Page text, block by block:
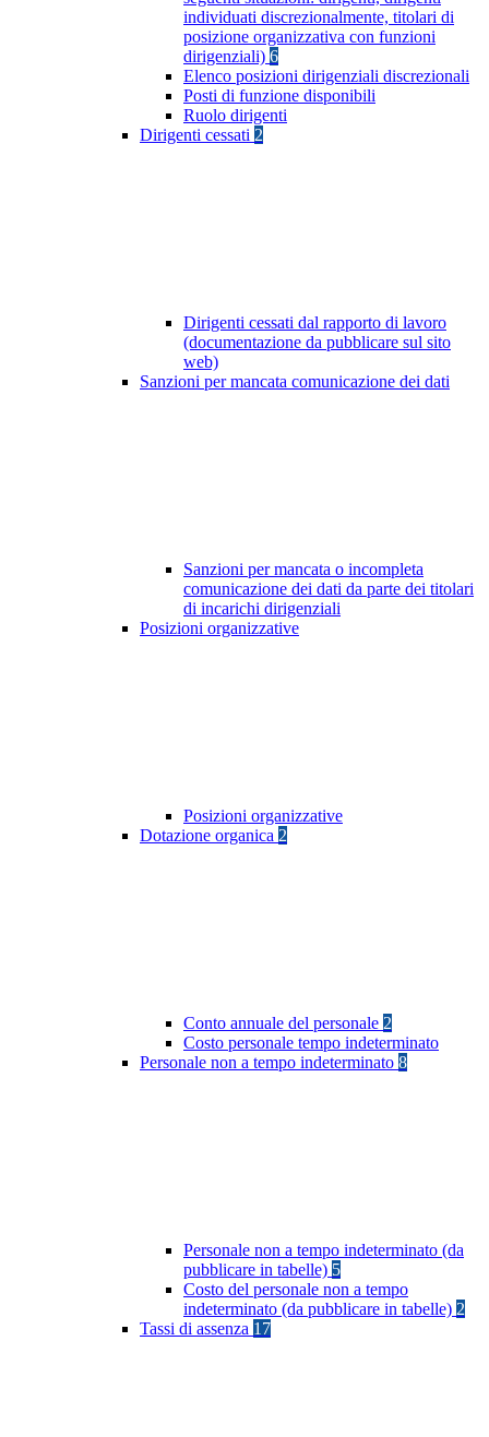
individuati discrezionalmente, titolari di
posizione organizzativa con funzioni
dirigenziali) 6
Elenco posizioni dirigenziali discrezionali
Posti di funzione disponibili
Ruolo dirigenti
Dirigenti cessati 2
Dirigenti cessati dal rapporto di lavoro
(documentazione da pubblicare sul sito
web)
Sanzioni per mancata comunicazione dei dati
Sanzioni per mancata o incompleta
comunicazione dei dati da parte dei titolari
di incarichi dirigenziali
Posizioni organizzative
Posizioni organizzative
Dotazione organica 2
Conto annuale del personale 2
Costo personale tempo indeterminato
Personale non a tempo indeterminato 8
Personale non a tempo indeterminato (da
pubblicare in tabelle) 5
Costo del personale non a tempo
indeterminato (da pubblicare in tabelle) 2
Tassi di assenza 17